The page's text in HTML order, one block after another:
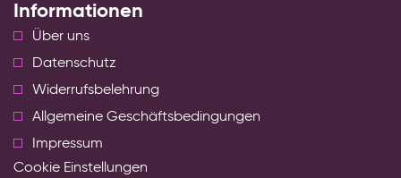
Informationen
Über uns
Datenschutz
Widerrufsbelehrung
Allgemeine Geschäftsbedingungen
Impressum
Cookie Einstellungen